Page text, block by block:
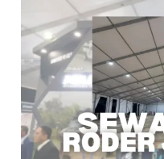
Tenda
Roder
Jakarta